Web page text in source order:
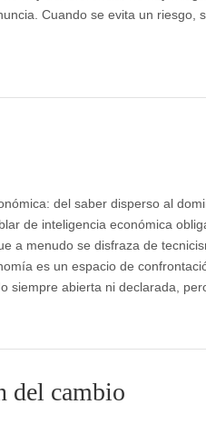
Cuando se evita un riesgo,
del saber disperso al
de inteligencia económica
a menudo se disfraza de
es un espacio de
siempre abierta ni declarada,
del cambio